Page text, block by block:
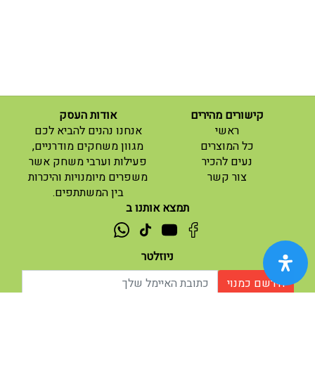
קישורים מהירים
ראשי
(current)
כל המוצרים
נעים להכיר
צור קשר
(current)
אודות העסק
אנחנו נהנים להביא לכם
מגוון משחקים מודרניים,
פעילות וערבי משחק אשר
משפרים מיומנויות והיכרות
בין המשתתפים.
תמצא אותנו ב
ניוזלטר
הירשם כמנוי